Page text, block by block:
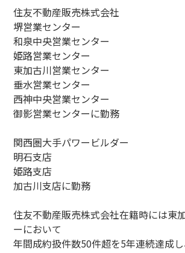
住友不動産販売株式会社
堺営業センター
和泉中央営業センター
姫路営業センター
東加古川営業センター
垂水営業センター
西神中央営業センター
御影営業センターに勤務
関西圏大手パワービルダー
明石支店
姫路支店
加古川支店に勤務
住友不動産販売株式会社在籍時には東
ーにおいて
年間成約扱件数50件超を5年連続達成し